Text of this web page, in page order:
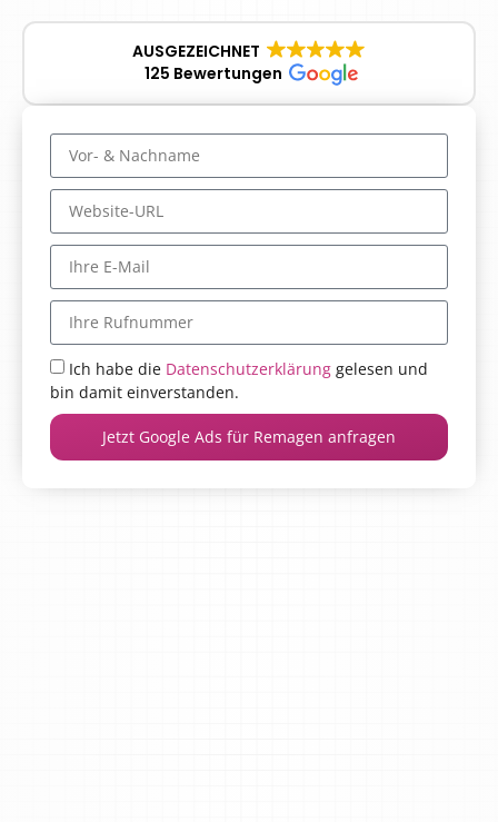
AUSGEZEICHNET
125 Bewertungen
Ich habe die Datenschutzerklärung gelesen und
bin damit einverstanden.
Jetzt Google Ads für Remagen anfragen